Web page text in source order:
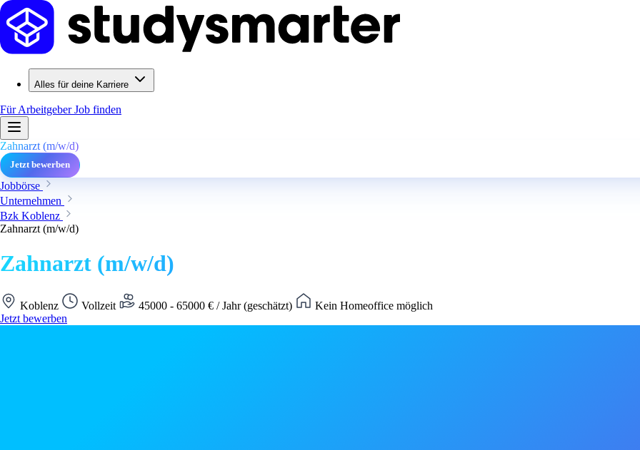
Alles für deine Karriere
Für ArbeitgeberJob finden
Zahnarzt (m/w/d)
Jetzt bewerben
Jobbörse
Unternehmen
Bzk Koblenz
Zahnarzt (m/w/d)
Zahnarzt (m/w/d)
Koblenz Vollzeit 45000 - 65000 € / Jahr (geschätzt)
Kein Homeoffice möglich
Jetzt bewerben